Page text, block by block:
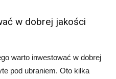
w dobrej jakości
warto inwestować w dobrej
pod ubraniem. Oto kilka